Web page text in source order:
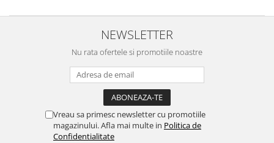
NEWSLETTER
Nu rata ofertele si promotiile noastre
Vreau sa primesc newsletter cu promotiile
magazinului. Afla mai multe in Politica de
Confidentialitate